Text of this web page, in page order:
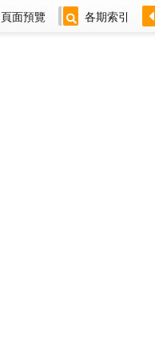
頁面預覽 各期索引